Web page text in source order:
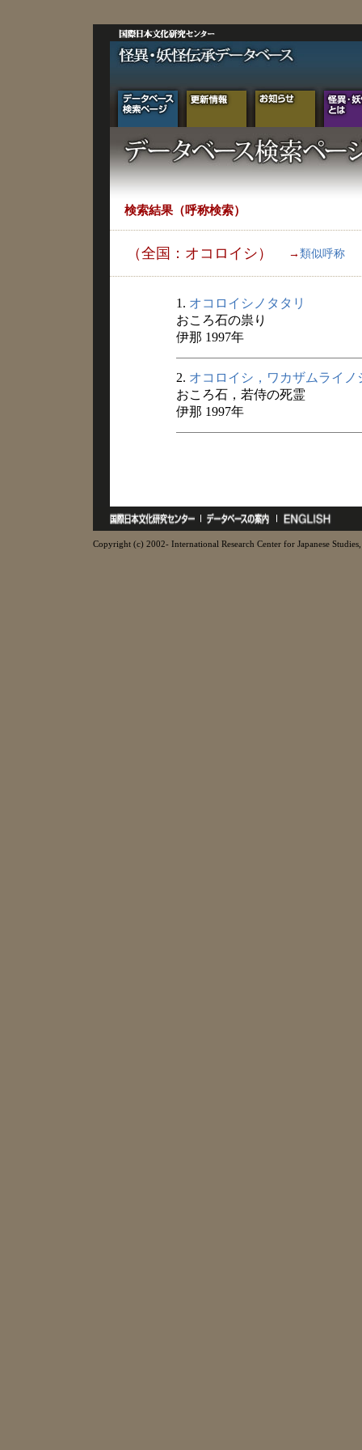
検索結果（呼称検索）
（全国：オコロイシ） → 類似呼称
1. オコロイシノタタリ
おころ石の祟り
伊那 1997年
2. オコロイシ，ワカザムライノ
おころ石，若侍の死霊
伊那 1997年
Copyright (c) 2002- International Research Center for Japanese